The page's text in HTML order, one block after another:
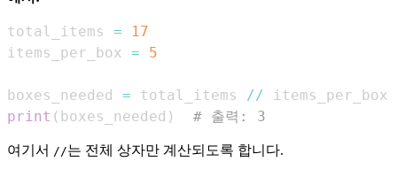
total_items =
17
items_per_box = 5
boxes_needed = total_items //
print ( boxes_needed ) # 출력: 3
여기서 //는 전체 상자만 계산되도록 합니다.